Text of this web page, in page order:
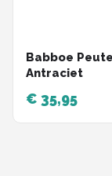
Babboe
Antraciet
€ 35,95